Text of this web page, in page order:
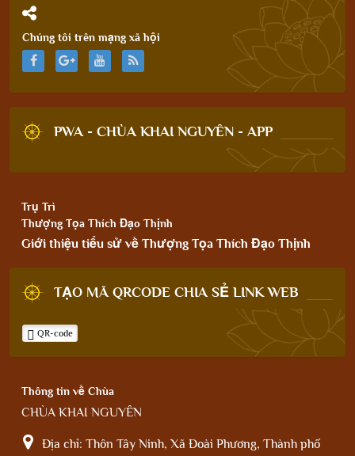
Chúng tôi trên mạng xã hội
PWA - CHÙA KHAI NGUYÊN - APP
Trụ Trì
Thượng Tọa Thích Đạo Thịnh
Giới thiệu tiểu sử về Thượng Tọa Thích Đạo Thịnh
TẠO MÃ QRCODE CHIA SẺ LINK WEB
QR-code
Thông tin về Chùa
CHÙA KHAI NGUYÊN
Địa chỉ: Thôn Tây Ninh, Xã Đoài Phương, Thành phố